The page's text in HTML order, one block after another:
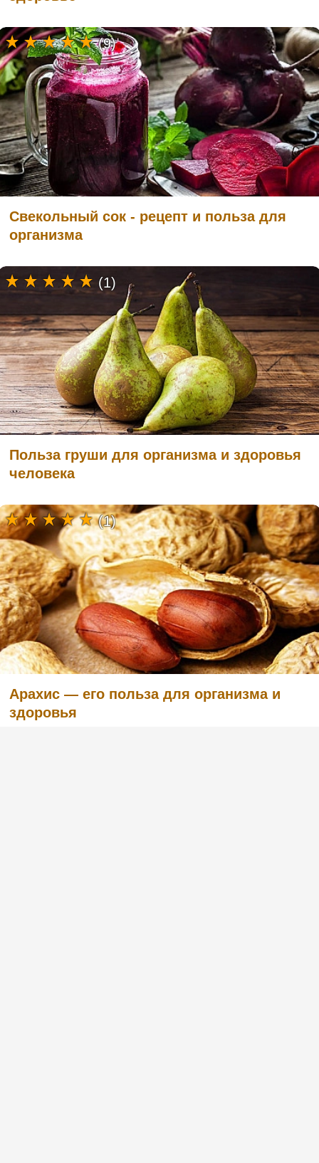
Свекольный сок - рецепт и польза для
организма
(9)
Польза груши для организма и здоровья
человека
(1)
Арахис — его польза для организма и
здоровья
(1)